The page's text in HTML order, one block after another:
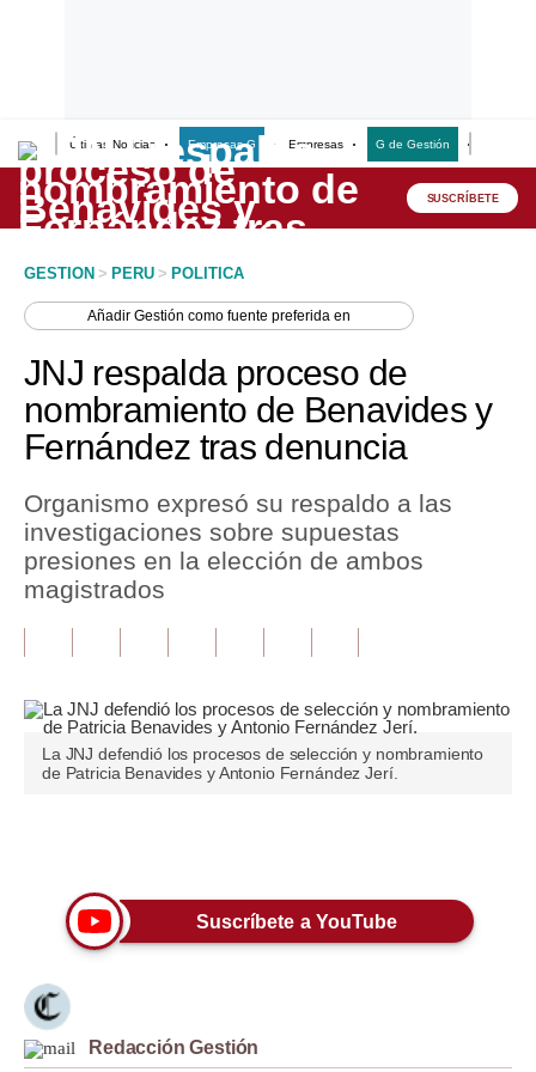
Últimas Noticias Empresas G Empresas G de Gestión
Lo último
Peru Quiosco
Economía
Mercados
Política
Tu Dinero
Finanzas Personales
Plus G
Opinión
Blogs
Lujo
Viajes
SUSCRÍBETE
GESTION > PERU > POLITICA
AñadirGestión como fuente preferida en
JNJ respalda proceso de
nombramiento de Benavides y
Fernández tras denuncia
Organismo expresó su respaldo a las
investigaciones sobre supuestas
presiones en la elección de ambos
magistrados
La JNJ defendió los procesos de selección y nombramiento
de Patricia Benavides y Antonio Fernández Jerí.
Suscríbete a YouTube
Redacción Gestión